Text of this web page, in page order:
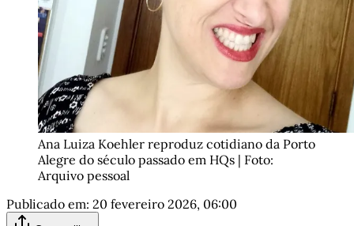
Ana Luiza Koehler reproduz cotidiano da Porto
Alegre do século passado em HQs | Foto:
Arquivo pessoal
Publicado em: 20 fevereiro 2026, 06:00